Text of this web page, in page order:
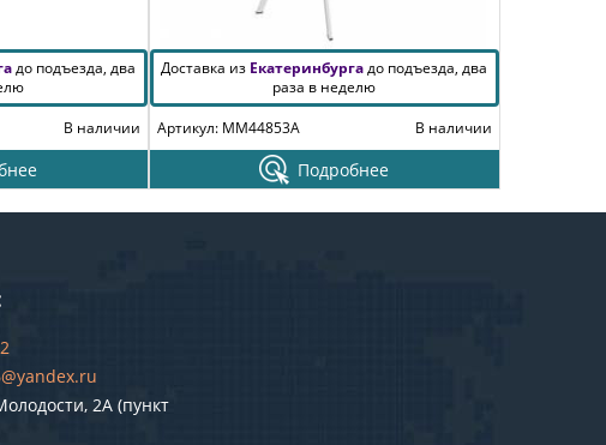
до подъезда, два
В наличии
Доставка из Екатеринбургадо подъезда, два
раза в неделю
Артикул: MM44853A
В наличии
Подробнее
2А (пункт